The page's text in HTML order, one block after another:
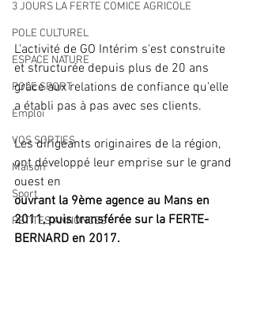
3 JOURS LA FERTE COMICE AGRICOLE
POLE CULTUREL
ESPACE NATURE
POLE SPORT
Emploi
VOS SORTIES
Maison
Sport
PETITES ANNONCES
L'activité de GO Intérim s'est construite
et structurée depuis plus de 20 ans
grâce aux relations de confiance qu'elle
a établi pas à pas avec ses clients.
Les dirigeants originaires de la région,
ont développé leur emprise sur le grand
ouest en
ouvrant la 9ème agence au Mans en
2011, puis transférée sur la FERTE-
BERNARD en 2017.